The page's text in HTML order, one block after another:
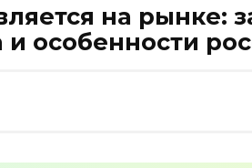
на рынке:
и особенности